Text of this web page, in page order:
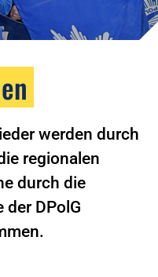
werden durch
regionalen
durch die
der DPolG